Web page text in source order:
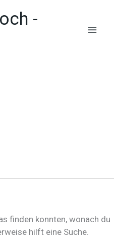
-
finden konnten, wonach du
hilft eine Suche.